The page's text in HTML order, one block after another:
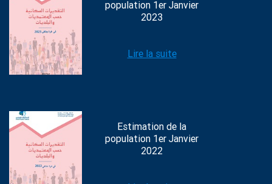
population 1er Janvier
2023
Lire la suite
Estimation de la
population 1er Janvier
2022